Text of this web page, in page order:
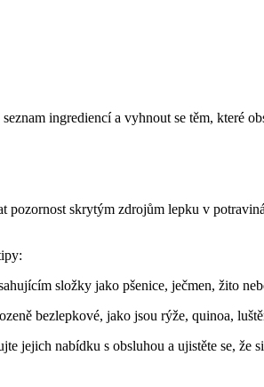
ingrediencí a vyhnout se těm, které
pozornost skrytým zdrojům lepku v
složky jako pšenice, ječmen, žito
bezlepkové, jako jsou rýže, quinoa,
jejich nabídku s obsluhou a ujistěte se, že